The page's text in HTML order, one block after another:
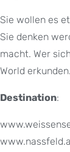
Sie wollen es
Sie denken
macht. Wer
World erkunden.
Destination: